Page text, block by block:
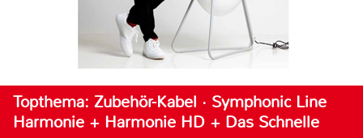
Topthema: Zubehör-Kabel · Symphonic Line
Harmonie + Harmonie HD + Das Schnelle